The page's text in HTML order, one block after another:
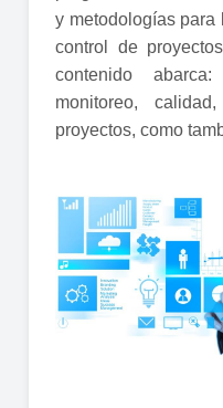
y metodologías
control de
contenido
monitoreo,
proyectos, como